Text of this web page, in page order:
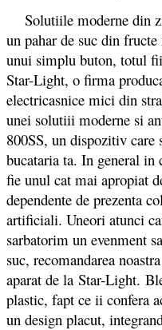
Solutiile moderne din
un pahar de suc din
unui simplu buton, totul
Star-Light, o firma
electricasnice mici din
unei solutiii moderne si
800SS, un dispozitiv
bucataria ta. In general in
fie unul cat mai apropiat
dependente de prezenta
artificiali. Uneori atunci
sarbatorim un evenment
suc, recomandarea
aparat de la Star-Light.
plastic, fapt ce ii confera
un design placut,